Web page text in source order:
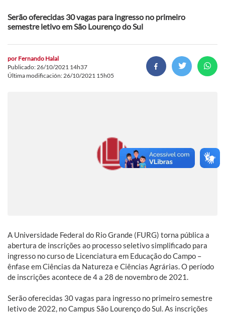
Serão oferecidas 30 vagas para ingresso no primeiro
semestre letivo em São Lourenço do Sul
por Fernando Halal
Publicado: 26/10/2021 14h37
Última modificación: 26/10/2021 15h05
A Universidade Federal do Rio Grande (FURG) torna pública a
abertura de inscrições ao processo seletivo simplificado para
ingresso no curso de Licenciatura em Educação do Campo –
ênfase em Ciências da Natureza e Ciências Agrárias. O período
de inscrições acontece de 4 a 28 de novembro de 2021.
Serão oferecidas 30 vagas para ingresso no primeiro semestre
letivo de 2022, no Campus São Lourenço do Sul. As inscrições